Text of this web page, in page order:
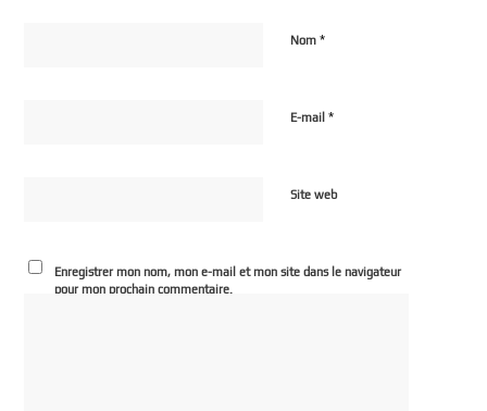
Nom*
E-mail*
Site web
Enregistrer mon nom, mon e-mail et mon site dans le navigateur
pour mon prochain commentaire.